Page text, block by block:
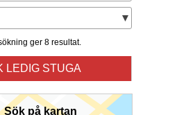
ger 8 resultat.
LEDIG STUGA
Sök på kartan